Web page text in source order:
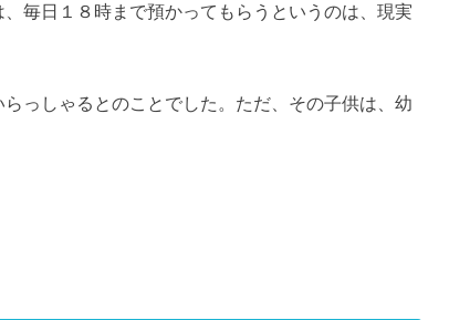
毎日１８時まで預かってもらうというのは、現実
っしゃるとのことでした。ただ、その子供は、幼